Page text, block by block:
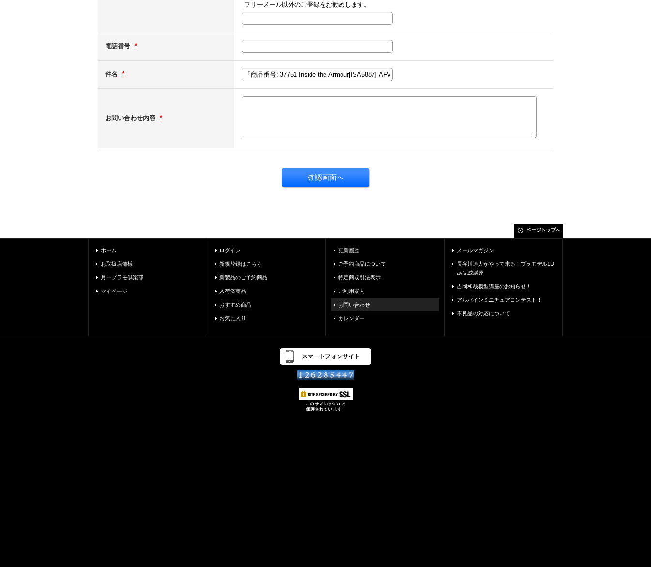
フリーメール以外のご登録をお勧めします。
電話番号 *
件名 *
お問い合わせ内容 *
ページトップへ
ホーム
お取扱店舗様
月一プラモ倶楽部
マイページ
ログイン
新規登録はこちら
新製品のご予約商品
入荷済商品
おすすめ商品
お気に入り
更新履歴
ご予約商品について
特定商取引法表示
ご利用案内
お問い合わせ
カレンダー
メールマガジン
長谷川迷人がやって来る！プラモデル1D
ay完成講座
吉岡和哉模型講座のお知らせ！
アルパインミニチュアコンテスト！
不良品の対応について
スマートフォンサイト